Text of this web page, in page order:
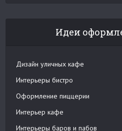
Идеи
Дизайн уличных кафе
Интерьеры бистро
Оформление пиццерии
Интерьер кафе
Интерьеры баров и пабов